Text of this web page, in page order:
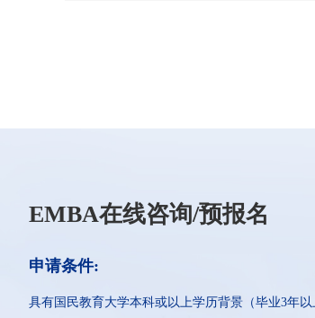
EMBA在线咨询/预报名
申请条件:
具有国民教育大学本科或以上学历背景（毕业3年